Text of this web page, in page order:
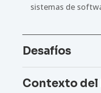
sistemas de
Desafíos
Contexto del